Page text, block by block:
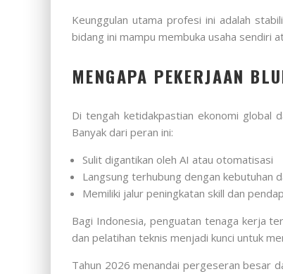
Keunggulan utama profesi ini adalah
bidang ini mampu membuka usaha sendiri
MENGAPA PEKERJAAN
Di tengah ketidakpastian ekonomi global
Banyak dari peran ini:
Sulit digantikan oleh AI atau otomatisasi
Langsung terhubung dengan kebutuhan
Memiliki jalur peningkatan skill dan
Bagi Indonesia, penguatan tenaga kerja
dan pelatihan teknis menjadi kunci untuk
Tahun 2026 menandai pergeseran besar